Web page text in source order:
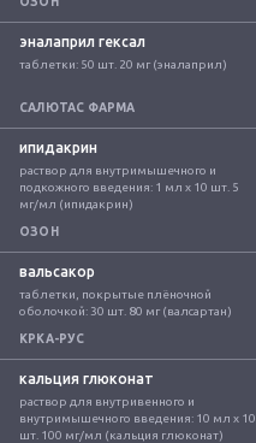
эналаприл гексал
таблетки: 50 шт. 20 мг (эналаприл)
САЛЮТАС ФАРМА
ипидакрин
раствор для внутримышечного и
подкожного введения: 1 мл x 10 шт. 5
мг/мл (ипидакрин)
ОЗОН
вальсакор
таблетки, покрытые плёночной
оболочкой: 30 шт. 80 мг (валсартан)
КРКА-РУС
кальция глюконат
раствор для внутривенного и
внутримышечного введения: 10 мл x 10
шт. 100 мг/мл (кальция глюконат)